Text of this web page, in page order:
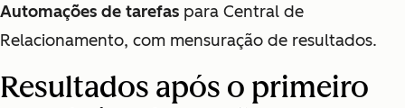
Automações de tarefas para Central de
Relacionamento, com mensuração de resultados.
Resultados após o primeiro